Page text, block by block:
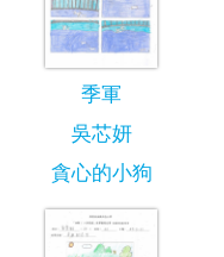
季軍
吳芯妍
貪心的小狗